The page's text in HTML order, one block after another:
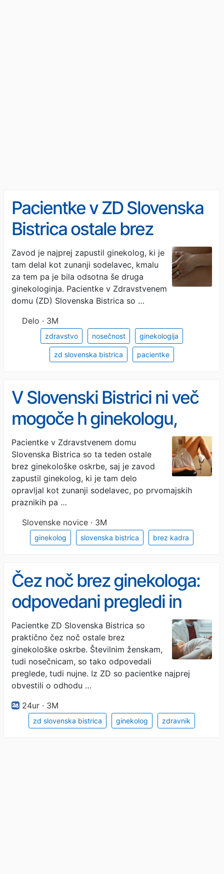
Pacientke v ZD Slovenska
Bistrica ostale brez
ginekološke oskrbe
Zavod je najprej zapustil ginekolog, ki je
tam delal kot zunanji sodelavec, kmalu
za tem pa je bila odsotna še druga
ginekologinja. Pacientke v Zdravstvenem
domu (ZD) Slovenska Bistrica so …
Delo · 3M
zdravstvo nosečnost ginekologija
zd slovenska bistrica pacientke
V Slovenski Bistrici ni več
mogoče h ginekologu,
odhaja še zadnji
Pacientke v Zdravstvenem domu
Slovenska Bistrica so ta teden ostale
brez ginekološke oskrbe, saj je zavod
zapustil ginekolog, ki je tam delo
opravljal kot zunanji sodelavec, po prvomajskih
praznikih pa …
Slovenske novice · 3M
ginekolog slovenska bistrica brez kadra
Čez noč brez ginekologa:
odpovedani pregledi in
popolna zmeda
Pacientke ZD Slovenska Bistrica so
praktično čez noč ostale brez
ginekološke oskrbe. Številnim ženskam,
tudi nosečnicam, so tako odpovedali
preglede, tudi nujne. Iz ZD so pacientke najprej
obvestili o odhodu …
24ur · 3M
zd slovenska bistrica ginekolog zdravnik